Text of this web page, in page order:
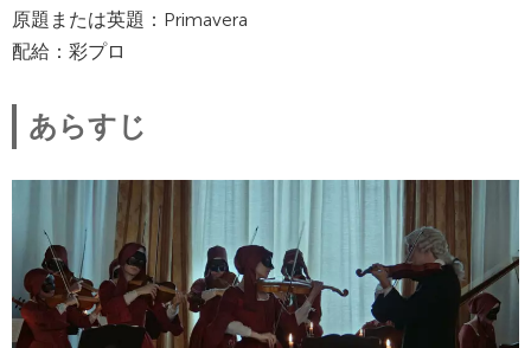
原題または英題：Primavera
配給：彩プロ
あらすじ